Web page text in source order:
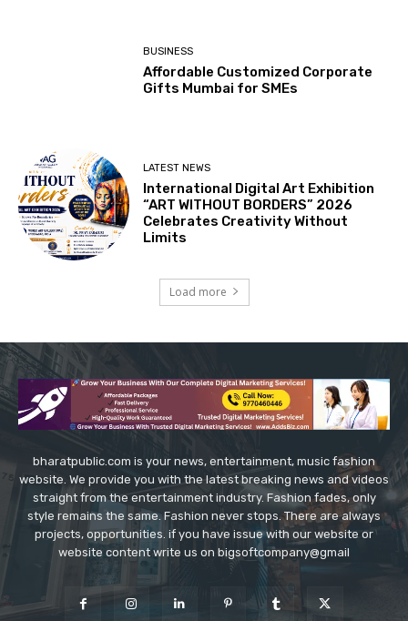
BUSINESS
Affordable Customized Corporate
Gifts Mumbai for SMEs
LATEST NEWS
International Digital Art Exhibition
“ART WITHOUT BORDERS” 2026
Celebrates Creativity Without
Limits
Load more
bharatpublic.com is your news, entertainment, music fashion
website. We provide you with the latest breaking news and videos
straight from the entertainment industry. Fashion fades, only
style remains the same. Fashion never stops. There are always
projects, opportunities. if you have issue with our website or
website content write us on bigsoftcompany@gmail